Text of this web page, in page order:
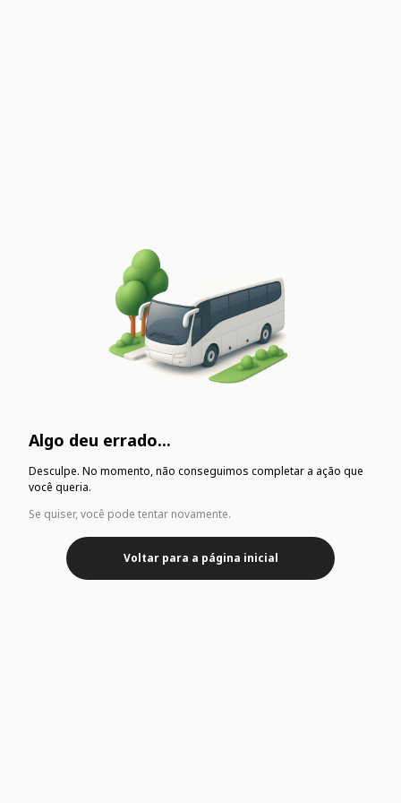
Algo deu errado...
Desculpe. No momento, não conseguimos completar a ação que
você queria.
Se quiser, você pode tentar novamente.
Voltar para a página inicial